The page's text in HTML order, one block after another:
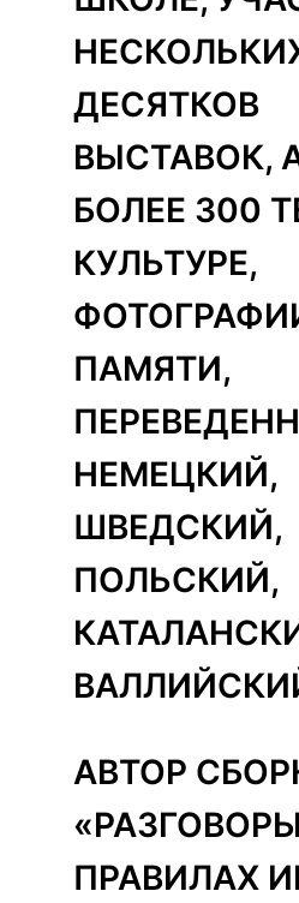
ДЕСЯТКОВ
ВЫСТАВОК,
БОЛЕЕ 300
КУЛЬТУРЕ,
ПАМЯТИ,
НЕМЕЦКИЙ,
ШВЕДСКИЙ,
ПОЛЬСКИЙ,
АВТОР
ПРАВИЛАХ